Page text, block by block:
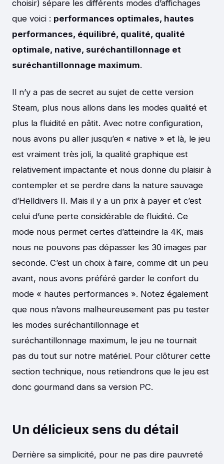
choisir) sépare les différents modes d’affichages
que voici : performances optimales, hautes
performances, équilibré, qualité, qualité
optimale, native, suréchantillonnage et
suréchantillonnage maximum.
Il n’y a pas de secret au sujet de cette version
Steam, plus nous allons dans les modes qualité et
plus la fluidité en pâtit. Avec notre configuration,
nous avons pu aller jusqu’en « native » et là, le jeu
est vraiment très joli, la qualité graphique est
relativement impactante et nous donne du plaisir à
contempler et se perdre dans la nature sauvage
d’Helldivers II. Mais il y a un prix à payer et c’est
celui d’une perte considérable de fluidité. Ce
mode nous permet certes d’atteindre la 4K, mais
nous ne pouvons pas dépasser les 30 images par
seconde. C’est un choix à faire, comme dit un peu
avant, nous avons préféré garder le confort du
mode « hautes performances ». Notez également
que nous n’avons malheureusement pas pu tester
les modes suréchantillonnage et
suréchantillonnage maximum, le jeu ne tournait
pas du tout sur notre matériel. Pour clôturer cette
section technique, nous retiendrons que le jeu est
donc gourmand dans sa version PC.
Un délicieux sens du détail
Derrière sa simplicité, pour ne pas dire pauvreté